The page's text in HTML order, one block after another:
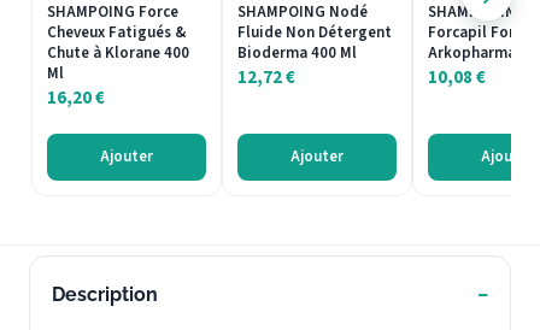
SHAMPOING Force
Cheveux Fatigués &
Chute à Klorane 400
Ml
16,20€
Ajouter
SHAMPOING Nodé
Fluide Non Détergent
Bioderma 400 Ml
12,72€
Ajouter
SHAMPOOING
Forcapil
Arkopharma
10,08€
Ajouter
Description